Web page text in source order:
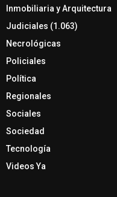
Inmobiliaria y Arquitectura
Judiciales (1.063)
Necrológicas
Policiales
Política
Regionales
Sociales
Sociedad
Tecnología
Videos Ya